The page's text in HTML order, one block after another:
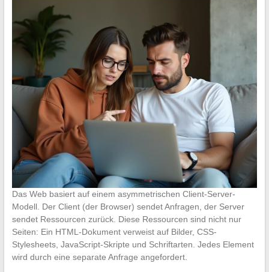
Das Web basiert auf einem asymmetrischen Client-Server-
Modell. Der Client (der Browser) sendet Anfragen, der Server
sendet Ressourcen zurück. Diese Ressourcen sind nicht nur
Seiten: Ein HTML-Dokument verweist auf Bilder, CSS-
Stylesheets, JavaScript-Skripte und Schriftarten. Jedes Element
wird durch eine separate Anfrage angefordert.